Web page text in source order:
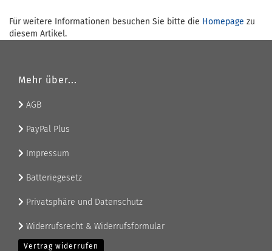
Für weitere Informationen besuchen Sie bitte die Homepage zu
diesem Artikel.
Mehr über...
AGB
PayPal Plus
Impressum
Batteriegesetz
Privatsphäre und Datenschutz
Widerrufsrecht & Widerrufsformular
Vertrag widerrufen